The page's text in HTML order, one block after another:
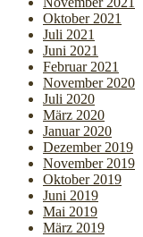
Oktober 2021
Juli 2021
Juni 2021
Februar 2021
November 2020
Juli 2020
März 2020
Januar 2020
Dezember 2019
November 2019
Oktober 2019
Juni 2019
Mai 2019
März 2019